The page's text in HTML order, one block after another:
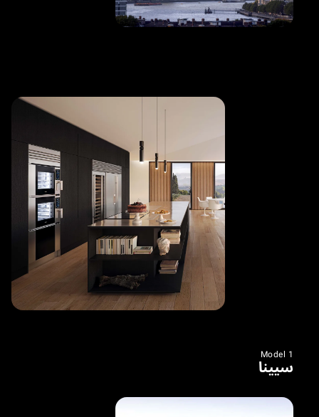
Model 1
سيينا